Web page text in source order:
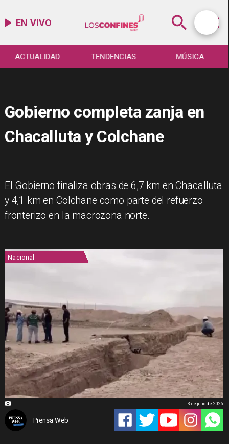
EN VIVO
ACTUALIDAD TENDENCIAS MÚSICA
Gobierno completa zanja en
Chacalluta y Colchane
El Gobierno finaliza obras de 6,7 km en Chacalluta
y 4,1 km en Colchane como parte del refuerzo
fronterizo en la macrozona norte.
Nacional
Prensa Web
3 de julio de 2026